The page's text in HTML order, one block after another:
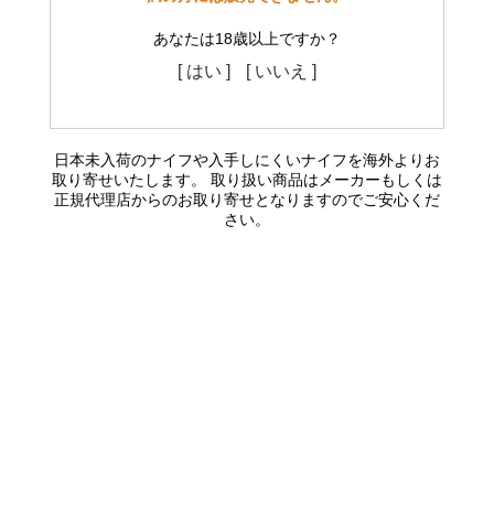
あなたは18歳以上ですか？
[ はい ] [ いいえ ]
日本未入荷のナイフや入手しにくいナイフを海外よりお
取り寄せいたします。 取り扱い商品はメーカーもしくは
正規代理店からのお取り寄せとなりますのでご安心くだ
さい。